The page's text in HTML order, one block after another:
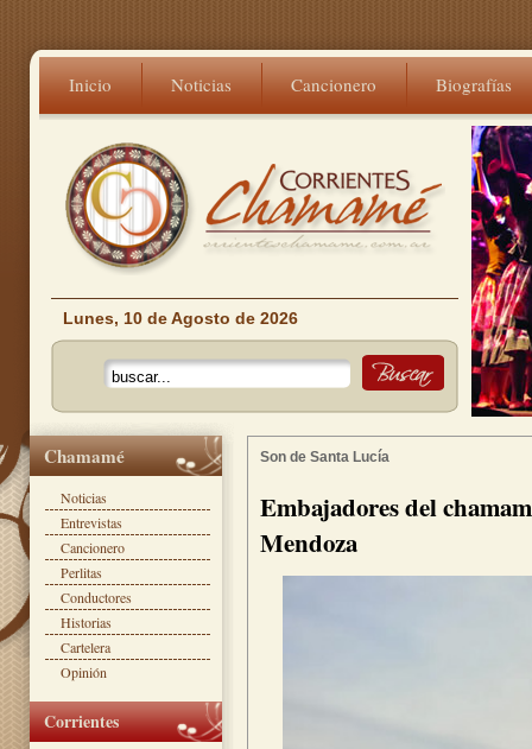
Inicio Noticias Cancionero Biografías
Lunes, 10 de Agosto de 2026
Son de Santa Lucía
Embajadores del
Mendoza
Chamamé
Noticias
Entrevistas
Cancionero
Perlitas
Conductores
Historias
Cartelera
Opinión
Corrientes